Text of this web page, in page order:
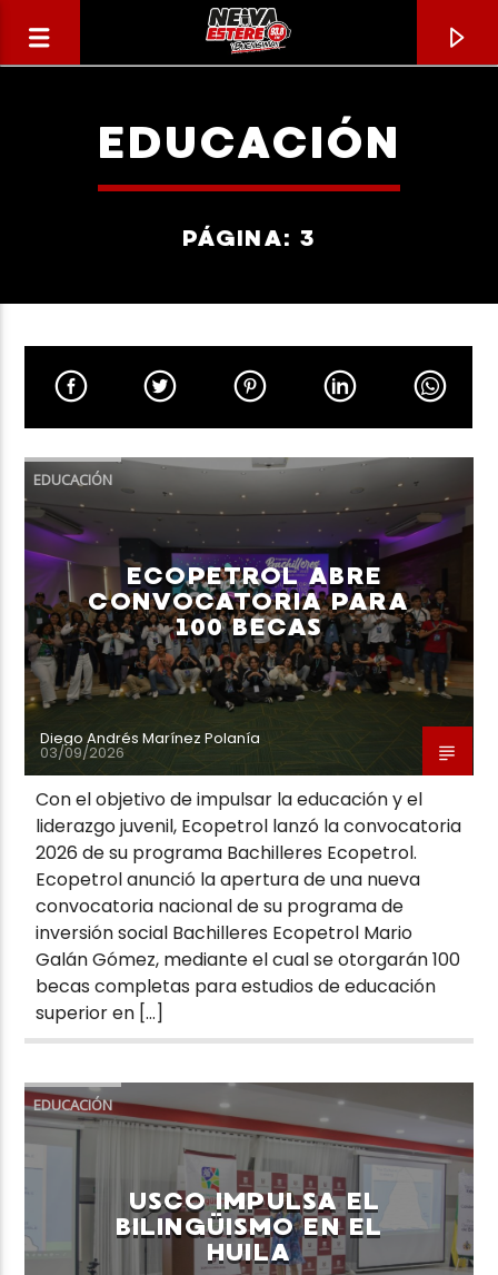
TÍTULO
ARTISTA
Neiva Estereo
EDUCACIÓN
PÁGINA: 3
EDUCACIÓN
ECOPETROL ABRE
CONVOCATORIA PARA
100 BECAS
Diego Andrés Marínez Polanía
03/09/2026
Con el objetivo de impulsar la educación y el
liderazgo juvenil, Ecopetrol lanzó la convocatoria
2026 de su programa Bachilleres Ecopetrol.
Ecopetrol anunció la apertura de una nueva
convocatoria nacional de su programa de
inversión social Bachilleres Ecopetrol Mario
Galán Gómez, mediante el cual se otorgarán 100
becas completas para estudios de educación
superior en […]
EDUCACIÓN
USCO IMPULSA EL
BILINGÜISMO EN EL
HUILA